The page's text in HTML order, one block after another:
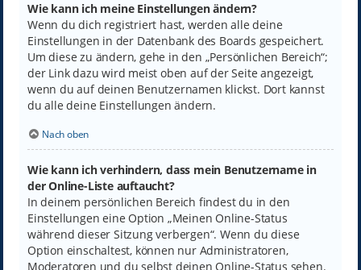
Wie kann ich meine Einstellungen ändern?
Wenn du dich registriert hast, werden alle deine
Einstellungen in der Datenbank des Boards gespeichert.
Um diese zu ändern, gehe in den „Persönlichen Bereich“;
der Link dazu wird meist oben auf der Seite angezeigt,
wenn du auf deinen Benutzernamen klickst. Dort kannst
du alle deine Einstellungen ändern.
Nach oben
Wie kann ich verhindern, dass mein Benutzername in
der Online-Liste auftaucht?
In deinem persönlichen Bereich findest du in den
Einstellungen eine Option „Meinen Online-Status
während dieser Sitzung verbergen“. Wenn du diese
Option einschaltest, können nur Administratoren,
Moderatoren und du selbst deinen Online-Status sehen.